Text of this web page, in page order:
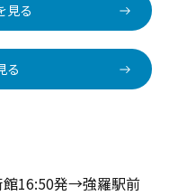
見る
る
館16:50発→強羅駅前